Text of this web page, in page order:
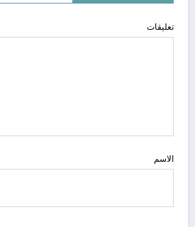
تعليقات
الاسم